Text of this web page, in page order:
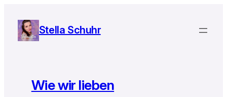
Inhalt
springen
Stella Schuhr
Wie wir lieben